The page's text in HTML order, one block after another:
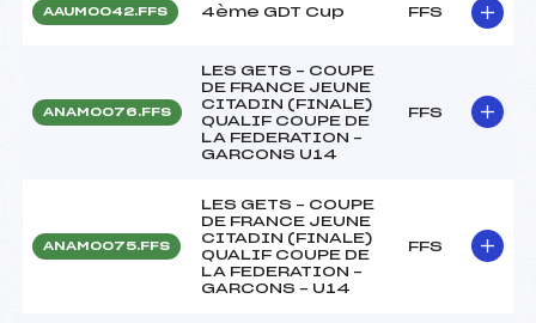
AAUM0042.FFS 4ème GDT Cup FFS
ANAM0076.FFS
LES GETS – COUPE
DE FRANCE JEUNE
CITADIN (FINALE)
QUALIF COUPE DE
LA FEDERATION –
GARCONS U14
FFS
ANAM0075.FFS
LES GETS – COUPE
DE FRANCE JEUNE
CITADIN (FINALE)
QUALIF COUPE DE
LA FEDERATION –
GARCONS – U14
FFS